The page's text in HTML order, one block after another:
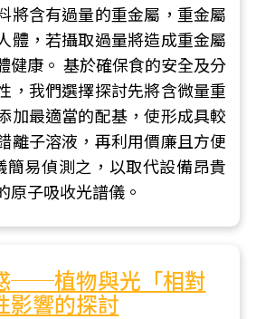
將含有過量的重金屬，重金屬
體，若攝取過量將造成重金屬
健康。 基於確保食的安全及分
，我們選擇探討先將含微量重
加最適當的配基，使形成具較
離子溶液，再利用價廉且方便
簡易偵測之，以取代設備昂貴
原子吸收光譜儀。
──植物與光「相對
影響的探討